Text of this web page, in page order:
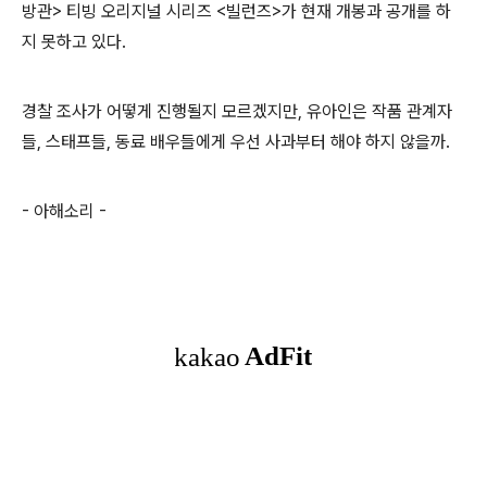
방관> 티빙 오리지널 시리즈 <빌런즈>가 현재 개봉과 공개를 하
지 못하고 있다.
경찰 조사가 어떻게 진행될지 모르겠지만, 유아인은 작품 관계자
들, 스태프들, 동료 배우들에게 우선 사과부터 해야 하지 않을까.
- 아해소리 -